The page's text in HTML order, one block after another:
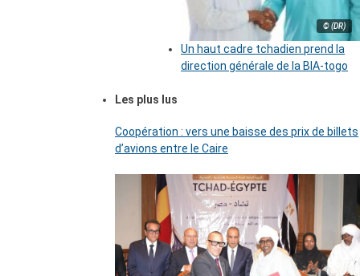
© (DR)
Un haut cadre tchadien prend la
direction générale de la BIA-togo
Les plus lus
Coopération : vers une baisse des prix de billets
d’avions entre le Caire